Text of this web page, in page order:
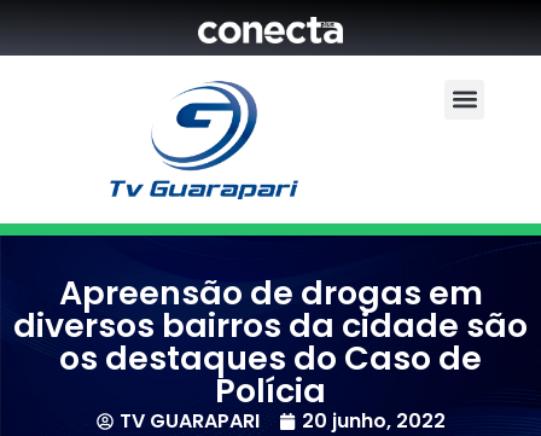
Apreensão de drogas em
diversos bairros da cidade são
os destaques do Caso de
Polícia
TV GUARAPARI 20 junho, 2022